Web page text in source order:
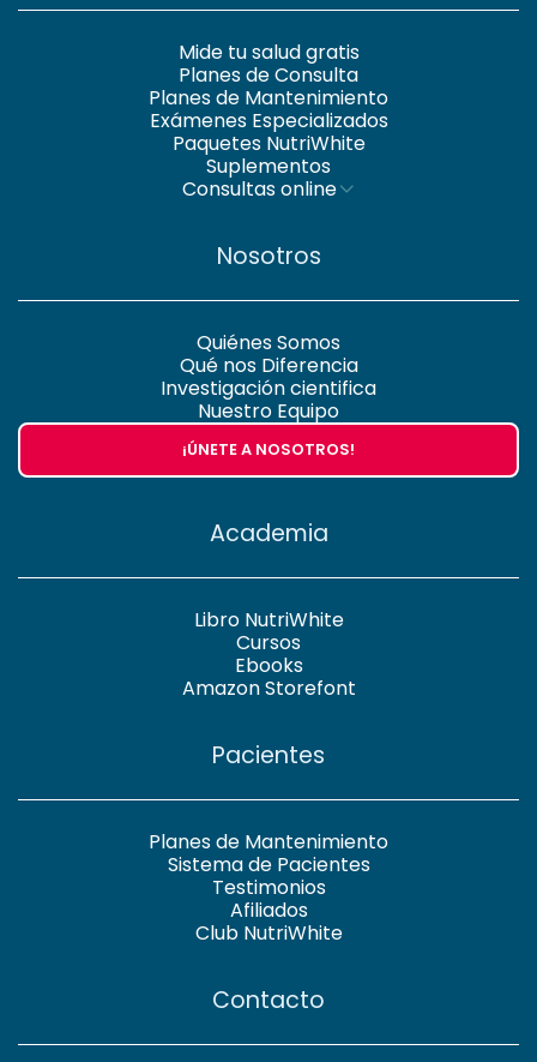
Mide tu salud gratis
Planes de Consulta
Planes de Mantenimiento
Exámenes Especializados
Paquetes NutriWhite
Suplementos
Consultas online
Nosotros
Quiénes Somos
Qué nos Diferencia
Investigación cientifica
Nuestro Equipo
¡ÚNETE A NOSOTROS!
Academia
Libro NutriWhite
Cursos
Ebooks
Amazon Storefont
Pacientes
Planes de Mantenimiento
Sistema de Pacientes
Testimonios
Afiliados
Club NutriWhite
Contacto